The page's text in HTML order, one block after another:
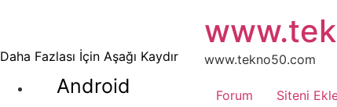
Daha Fazlası İçin Aşağı Kaydır
Android
atla
www.tekno50.com
Forum Siteni